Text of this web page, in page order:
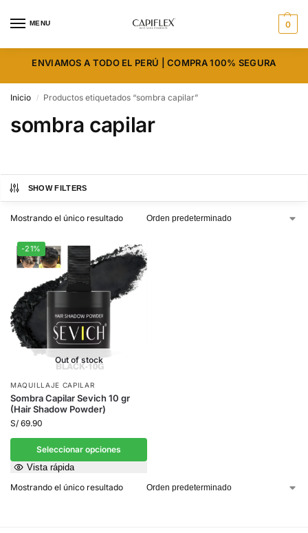
MENU 0
ENVIAMOS A TODO EL PERÚ | COMPRA 100% SEGURA
Inicio / Productos etiquetados “sombra capilar”
sombra capilar
SHOW FILTERS
Mostrando el único resultado
-21%
Out of stock
MAQUILLAJE CAPILAR
Sombra Capilar Sevich 10 gr
(Hair Shadow Powder)
S/ 69.90
Seleccionar opciones
Vista rápida
Mostrando el único resultado